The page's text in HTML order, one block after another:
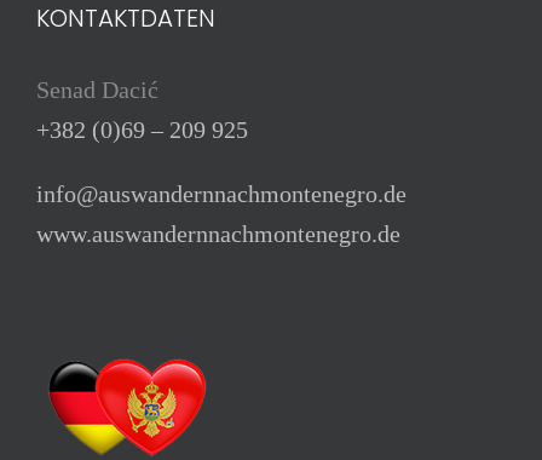
KONTAKTDATEN
Senad Dacić
+382 (0)69 – 209 925
info@auswandernnachmontenegro.de
www.auswandernnachmontenegro.de